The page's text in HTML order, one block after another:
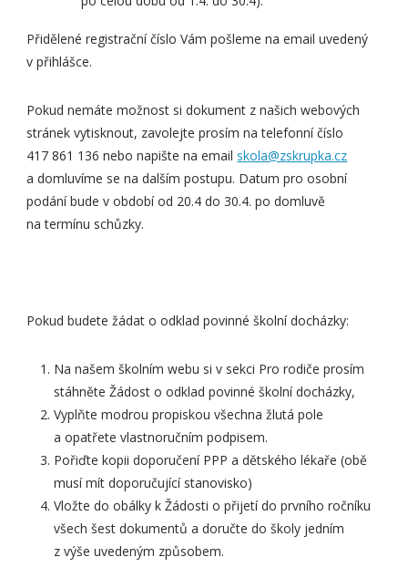
Přidělené registrační číslo Vám pošleme na email uvedený
v přihlášce.
Pokud nemáte možnost si dokument z našich webových
stránek vytisknout, zavolejte prosím na telefonní číslo
417 861 136 nebo napište na email skola@zskrupka.cz
a domluvíme se na dalším postupu. Datum pro osobní
podání bude v období od 20.4 do 30.4. po domluvě
na termínu schůzky.
Pokud budete žádat o odklad povinné školní docházky:
Na našem školním webu si v sekci Pro rodiče prosím
stáhněte Žádost o odklad povinné školní docházky,
Vyplňte modrou propiskou všechna žlutá pole
a opatřete vlastnoručním podpisem.
Pořiďte kopii doporučení PPP a dětského lékaře (obě
musí mít doporučující stanovisko)
Vložte do obálky k Žádosti o přijetí do prvního ročníku
všech šest dokumentů a doručte do školy jedním
z výše uvedeným způsobem.